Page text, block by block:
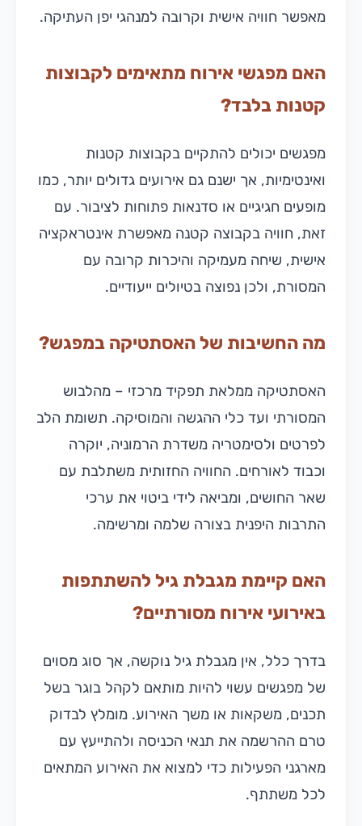
מאפשר חוויה אישית וקרובה למנהגי יפן העתיקה.
האם מפגשי אירוח מתאימים לקבוצות
קטנות בלבד?
מפגשים יכולים להתקיים בקבוצות קטנות
ואינטימיות, אך ישנם גם אירועים גדולים יותר, כמו
מופעים חגיגיים או סדנאות פתוחות לציבור. עם
זאת, חוויה בקבוצה קטנה מאפשרת אינטראקציה
אישית, שיחה מעמיקה והיכרות קרובה עם
המסורת, ולכן נפוצה בטיולים ייעודיים.
מה החשיבות של האסתטיקה במפגש?
האסתטיקה ממלאת תפקיד מרכזי – מהלבוש
המסורתי ועד כלי ההגשה והמוסיקה. תשומת הלב
לפרטים ולסימטריה משדרת הרמוניה, יוקרה
וכבוד לאורחים. החוויה החזותית משתלבת עם
שאר החושים, ומביאה לידי ביטוי את ערכי
התרבות היפנית בצורה שלמה ומרשימה.
האם קיימת מגבלת גיל להשתתפות
באירועי אירוח מסורתיים?
בדרך כלל, אין מגבלת גיל נוקשה, אך סוג מסוים
של מפגשים עשוי להיות מותאם לקהל בוגר בשל
תכנים, משקאות או משך האירוע. מומלץ לבדוק
טרם ההרשמה את תנאי הכניסה ולהתייעץ עם
מארגני הפעילות כדי למצוא את האירוע המתאים
לכל משתתף.